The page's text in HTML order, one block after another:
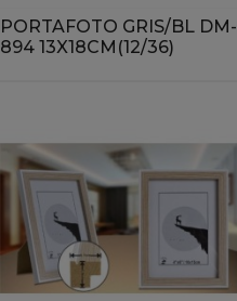
PORTAFOTO GRIS/BL DM-
894 13X18CM(12/36)